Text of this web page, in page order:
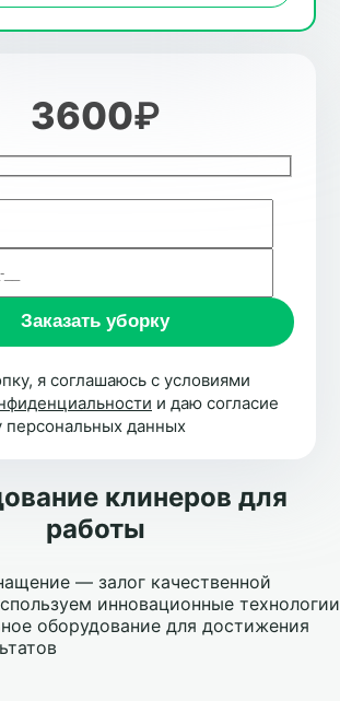
3600₽
я соглашаюсь с условиями
и даю согласие
персональных данных
клинеров для
работы
— залог качественной
инновационные технологии
оборудование для достижения